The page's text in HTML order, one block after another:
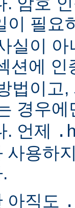
이 필요
실이
션에 인
법이고
경우
. 언제
사용하
아직도